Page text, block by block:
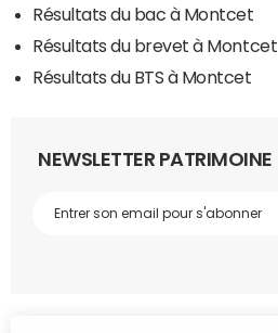
Résultats du bac à Montcet
Résultats du brevet à Montcet
Résultats du BTS à Montcet
NEWSLETTER PATRIMOINE